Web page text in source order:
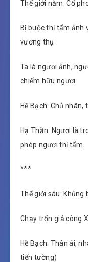
Thế giới năm: Cổ
Bị buộc thị tẩm ảnh
vương thụ
Ta là ngươi ảnh,
chiếm hữu ngươi.
Hề Bạch: Chủ
Hạ Thần: Ngươi là
phép ngươi thị tẩm.
***
Thế giới sáu: Khủng
Chạy trốn giả công
Hề Bạch: Thân ái,
tiến tường)